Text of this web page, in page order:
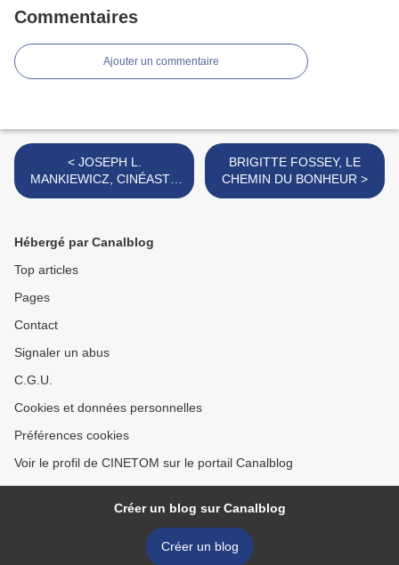
Commentaires
Ajouter un commentaire
< JOSEPH L.
MANKIEWICZ, CINÉASTE
D'UNE GRANDE
BRIGITTE FOSSEY, LE
CHEMIN DU BONHEUR >
Hébergé par Canalblog
Top articles
Pages
Contact
Signaler un abus
C.G.U.
Cookies et données personnelles
Préférences cookies
Voir le profil de CINETOM sur le portail Canalblog
Créer un blog sur Canalblog
Créer un blog